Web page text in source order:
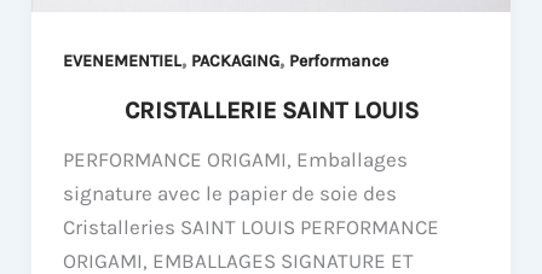
EVENEMENTIEL, PACKAGING, Performance
CRISTALLERIE SAINT LOUIS
PERFORMANCE ORIGAMI, Emballages
signature avec le papier de soie des
Cristalleries SAINT LOUIS PERFORMANCE
ORIGAMI, EMBALLAGES SIGNATURE ET